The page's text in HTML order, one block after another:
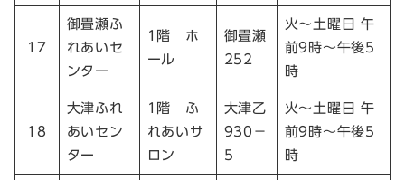
17
御畳瀬ふ
れあいセ
ンター
1階 ホ
ール
御畳瀬
252
火～土曜日 午
前9時～午後5
時
18
大津ふれ
あいセン
ター
1階 ふ
れあいサ
ロン
大津乙
930－
5
火～土曜日 午
前9時～午後5
時